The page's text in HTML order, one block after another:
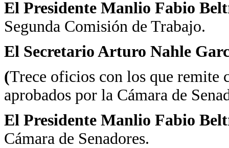
El Presidente Manlio Fabio
Segunda Comisión de Trabajo.
El Secretario Arturo Nahle
(Trece oficios con los que remite
aprobados por la Cámara de
El Presidente Manlio Fabio
Cámara de Senadores.